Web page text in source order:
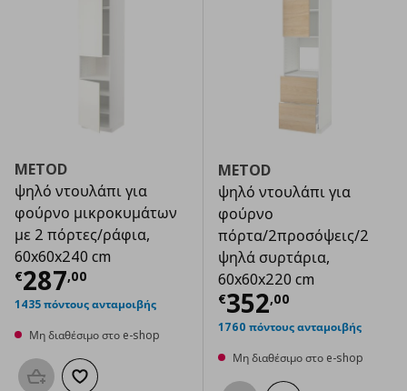
METOD
ψηλό ντουλάπι για
φούρνο μικροκυμάτων
με 2 πόρτες/ράφια,
60x60x240 cm
€287,00
Τρέχουσα τιμή € 287,00
1435 πόντους ανταμοιβής
Μη διαθέσιμο στο e-shop
Προσθήκη στο καλάθι
Προσθήκη στα αγαπημένα
METOD
ψηλό ντουλάπι για
φούρνο
πόρτα/2προσόψεις/2
ψηλά συρτάρια,
60x60x220 cm
€352,00
Τρέχουσα
1760 πόντους ανταμοιβής
Μη διαθέσιμο στο e-shop